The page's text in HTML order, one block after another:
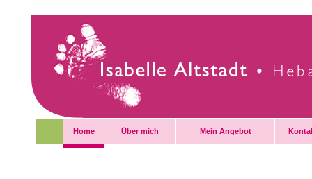
Home Über mich Mein Angebot